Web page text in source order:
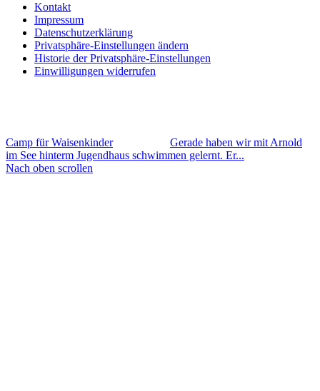
Kontakt
Impressum
Datenschutzerklärung
Privatsphäre-Einstellungen ändern
Historie der Privatsphäre-Einstellungen
Einwilligungen widerrufen
Camp für Waisenkinder
Gerade haben wir mit Arnold
im See hinterm Jugendhaus schwimmen gelernt. Er...
Nach oben scrollen